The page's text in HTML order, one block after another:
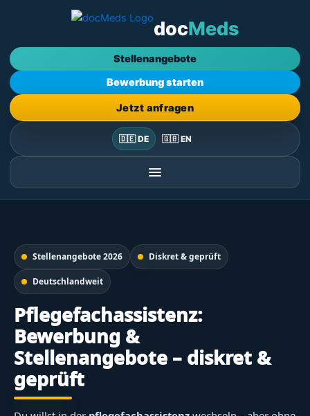
docMeds
Stellenangebote
Bewerbung starten
Jetzt anfragen
🇩🇪 DE 🇬🇧 EN
Stellenangebote 2026 Diskret & geprüft
Deutschlandweit
Pflegefachassistenz:
Bewerbung &
Stellenangebote – diskret &
geprüft